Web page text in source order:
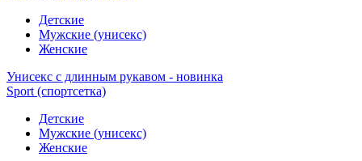
Детские
Мужские (унисекс)
Женские
Унисекс с длинным рукавом - новинка
Sport (спортсетка)
Детские
Мужские (унисекс)
Женские